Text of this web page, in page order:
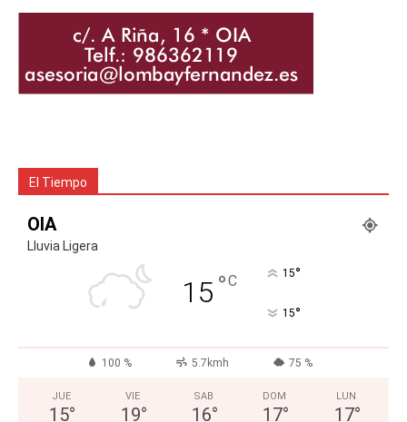
El Tiempo
OIA
Lluvia Ligera
15 °C 15°
15°
100 % 5.7kmh 75 %
JUE
15°
VIE
19°
SAB
16°
DOM
17°
LUN
17°